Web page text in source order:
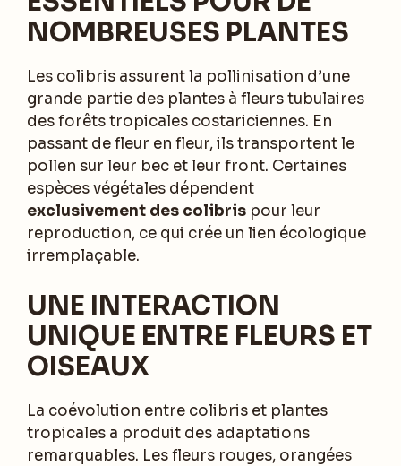
NOMBREUSES PLANTES
Les colibris assurent la pollinisation d’une
grande partie des plantes à fleurs tubulaires
des forêts tropicales costariciennes. En
passant de fleur en fleur, ils transportent le
pollen sur leur bec et leur front. Certaines
espèces végétales dépendent
exclusivement des colibris pour leur
reproduction, ce qui crée un lien écologique
irremplaçable.
UNE INTERACTION
UNIQUE ENTRE FLEURS ET
OISEAUX
La coévolution entre colibris et plantes
tropicales a produit des adaptations
remarquables. Les fleurs rouges, orangées